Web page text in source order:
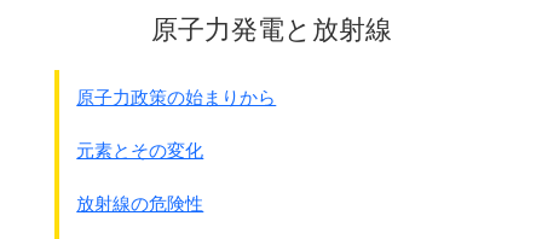
すでに報告されていたのです。
体温低下とあるものの、
正式には記載されていません。
予防効果はうたえないし、
子供へのデ－タ－もない、
解熱の効果もわからない
ということです。
大阪の小児科学会のパンフレットには
41.7℃までは問題なし、
脳症の事例はなしとなっています。
だけど脳症も心配ですね。
メキシコの風邪で死んだり、
一体どんな理由で死んだのか・・・・
原子力発電と放射線
原子力政策の始まりから
元素とその変化
放射線の危険性